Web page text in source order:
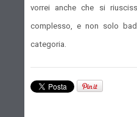
vorrei anche che si
complesso, e non solo
categoria.